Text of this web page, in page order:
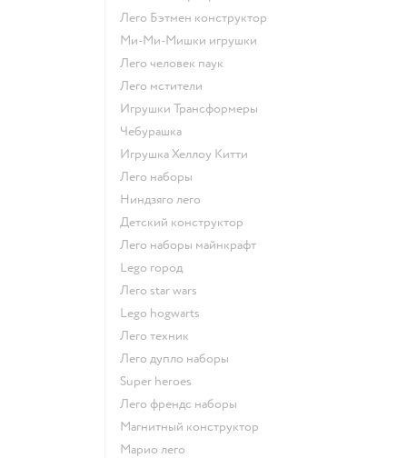
Лего Бэтмен конструктор
Ми-Ми-Мишки игрушки
Лего человек паук
Лего мстители
Игрушки Трансформеры
Чебурашка
Игрушка Хеллоу Китти
Лего наборы
Ниндзяго лего
Детский конструктор
Лего наборы майнкрафт
Lego город
Лего star wars
Lego hogwarts
Лего техник
Лего дупло наборы
Super heroes
Лего френдс наборы
Магнитный конструктор
Марио лего